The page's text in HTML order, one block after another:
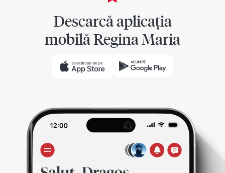
Descarcă aplicația
mobilă Regina Maria